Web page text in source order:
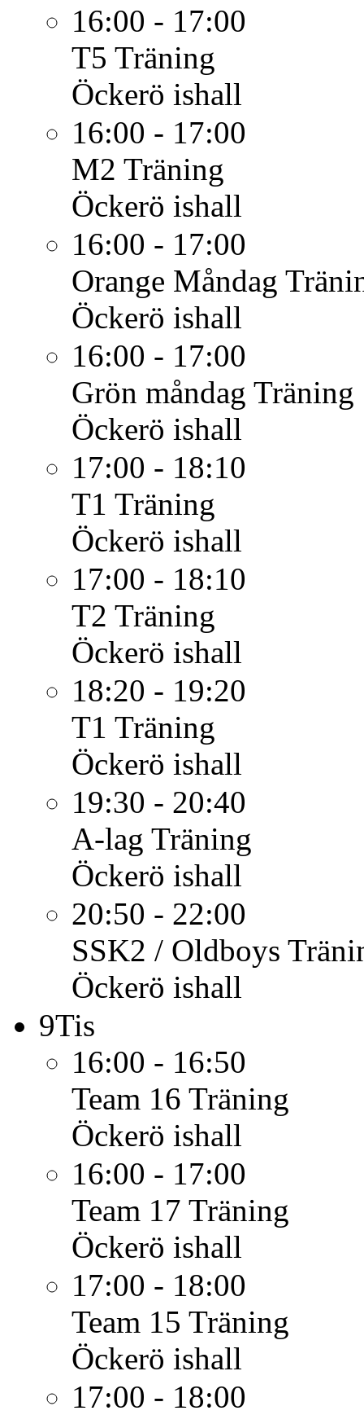
16:00 - 17:00
T5 Träning
Öckerö ishall
16:00 - 17:00
M2 Träning
Öckerö ishall
16:00 - 17:00
Orange Måndag
Öckerö ishall
16:00 - 17:00
Grön måndag Träning
Öckerö ishall
17:00 - 18:10
T1 Träning
Öckerö ishall
17:00 - 18:10
T2 Träning
Öckerö ishall
18:20 - 19:20
T1 Träning
Öckerö ishall
19:30 - 20:40
A-lag Träning
Öckerö ishall
20:50 - 22:00
SSK2 / Oldboys
Öckerö ishall
9Tis
16:00 - 16:50
Team 16 Träning
Öckerö ishall
16:00 - 17:00
Team 17 Träning
Öckerö ishall
17:00 - 18:00
Team 15 Träning
Öckerö ishall
17:00 - 18:00